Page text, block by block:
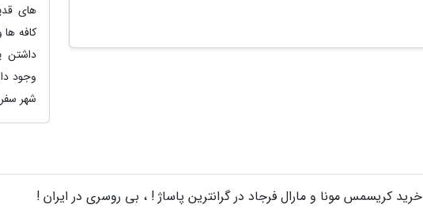
های
کافه
داشتن
وجود
شهر
خرید کریسمس مونا و مارال فرجاد در گرانترین پاساژ ! ، بی روسری در ایران !